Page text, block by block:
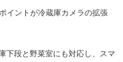
イントが冷蔵庫カメラの拡張
下段と野菜室にも対応し、スマ